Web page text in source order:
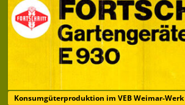
Konsumgüterproduktion im VEB Weimar-Werk